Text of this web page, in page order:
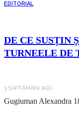
EDITORIAL
DE CE SUSȚIN
TURNEELE DE
3 SĂPTĂMÂNI AGO
Gugiuman Alexandra